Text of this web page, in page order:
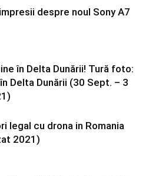
despre noul Sony A7
în Delta Dunării! Tură foto:
Delta Dunării (30 Sept. – 3
legal cu drona in Romania
2021)